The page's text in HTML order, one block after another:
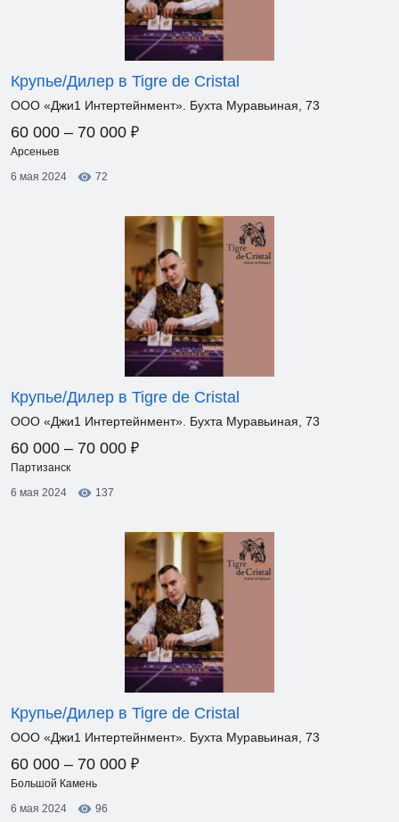
Крупье/Дилер в Tigre de Cristal
ООО «Джи1 Интертейнмент». Бухта Муравьиная, 73
60 000 – 70 000 ₽
Арсеньев
6 мая 2024
72
Крупье/Дилер в Tigre de Cristal
ООО «Джи1 Интертейнмент». Бухта Муравьиная, 73
60 000 – 70 000 ₽
Партизанск
6 мая 2024
137
Крупье/Дилер в Tigre de Cristal
ООО «Джи1 Интертейнмент». Бухта Муравьиная, 73
60 000 – 70 000 ₽
Большой Камень
6 мая 2024
96